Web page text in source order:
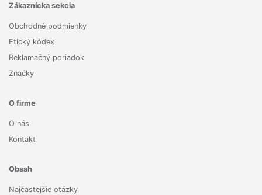
Zákaznícka sekcia
Obchodné podmienky
Etický kódex
Reklamačný poriadok
Značky
O firme
O nás
Kontakt
Obsah
Najčastejšie otázky